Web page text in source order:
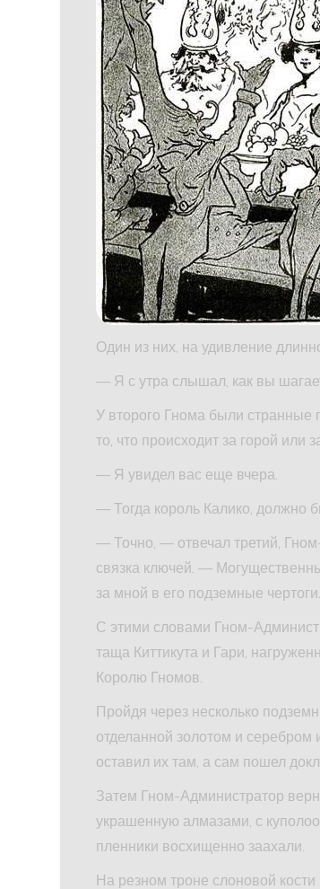
Один из них, на удивление
— Я с утра слышал, как вы
У второго Гнома были странные
то, что происходит за горой или
— Я увидел вас еще вчера.
— Тогда король Калико, должно
— Точно, — отвечал третий,
связка ключей. —
за мной в его подземные чертоги.
С этими словами Гном-
таща Киттикута и Гари,
Королю Гномов.
Пройдя через несколько
отделанной золотом и
оставил их там, а сам пошел
Затем Гном-Администратор
украшенную алмазами, с
пленники восхищенно заахали.
На резном троне слоновой